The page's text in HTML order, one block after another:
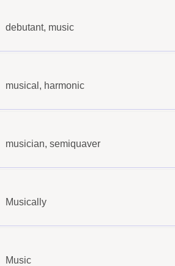
debutant, music
musical, harmonic
musician, semiquaver
Musically
Music